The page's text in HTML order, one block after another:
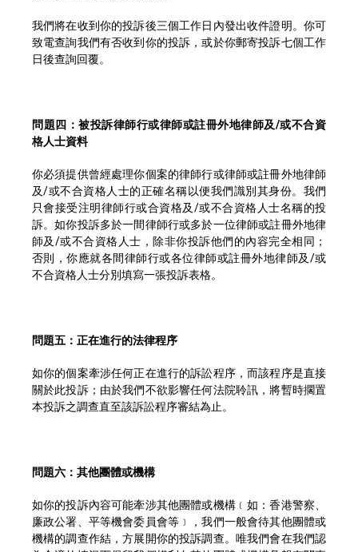
我們將在收到你的投訴後三個工作日內發出收件證明。你可
致電查詢我們有否收到你的投訴，或於你郵寄投訴七個工作
日後查詢回覆。
問題四：被投訴律師行或律師或註冊外地律師及/或不合資
格人士資料
你必須提供曾經處理你個案的律師行或律師或註冊外地律師
及/或不合資格人士的正確名稱以便我們識別其身份。我們
只會接受注明律師行或合資格及/或不合資格人士名稱的投
訴。如你投訴多於一間律師行或多於一位律師或註冊外地律
師及/或不合資格人士，除非你投訴他們的內容完全相同；
否則，你應就各間律師行或各位律師或註冊外地律師及/或
不合資格人士分別填寫一張投訴表格。
問題五：正在進行的法律程序
如你的個案牽涉任何正在進行的訴訟程序，而該程序是直接
關於此投訴；由於我們不欲影響任何法院聆訊，將暫時擱置
本投訴之調查直至該訴訟程序審結為止。
問題六：其他團體或機構
如你的投訴內容可能牽涉其他團體或機構﹝如：香港警察、
廉政公署、平等機會委員會等﹞，我們一般會待其他團體或
機構的調查作結，方展開你的投訴調查。唯我們會在我們認